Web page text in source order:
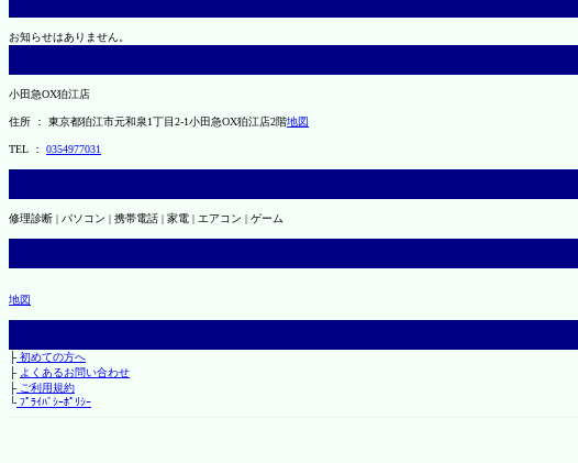
お知らせはありません。
小田急OX狛江店
住所 ： 東京都狛江市元和泉1丁目2-1小田急OX狛江店2階地図
TEL ： 0354977031
修理診断 | パソコン | 携帯電話 | 家電 | エアコン | ゲーム
地図
├初めての方へ
├ よくあるお問い合わせ
├ご利用規約
└ﾌﾟﾗｲﾊﾞｼｰﾎﾟﾘｼｰ